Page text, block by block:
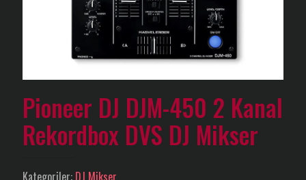
Pioneer DJ DJM-450 2 Kanal
Rekordbox DVS DJ Mikser
Kategoriler: DJ Mikser